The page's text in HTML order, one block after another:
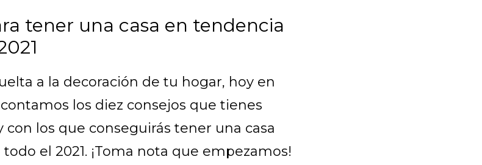
tener una casa en tendencia
a la decoración de tu hogar, hoy en
los diez consejos que tienes
los que conseguirás tener una casa
el 2021. ¡Toma nota que empezamos!